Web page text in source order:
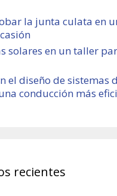
la junta culata en
solares en un taller
el diseño de sistemas
conducción más
recientes